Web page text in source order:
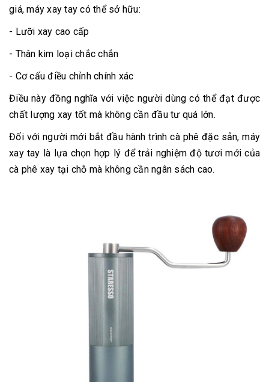
giá, máy xay tay có thể sở hữu:
- Lưỡi xay cao cấp
- Thân kim loại chắc chắn
- Cơ cấu điều chỉnh chính xác
Điều này đồng nghĩa với việc người dùng có thể đạt được
chất lượng xay tốt mà không cần đầu tư quá lớn.
Đối với người mới bắt đầu hành trình cà phê đặc sản, máy
xay tay là lựa chọn hợp lý để trải nghiệm độ tươi mới của
cà phê xay tại chỗ mà không cần ngân sách cao.